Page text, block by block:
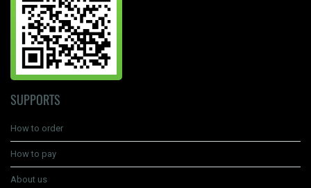
SUPPORTS
How to order
How to pay
About us